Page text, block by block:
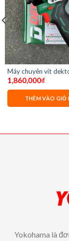
Máy chuyên vít
cv180pro
1,860,000₫
THÊM VÀO GIỎ
Yokohama là